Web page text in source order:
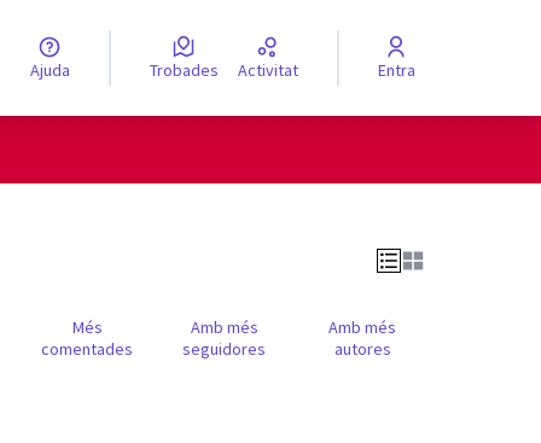
Elegir el idioma
Ajuda Trobades Activitat Entra
Més
comentades
Amb més
seguidores
Amb més
autores